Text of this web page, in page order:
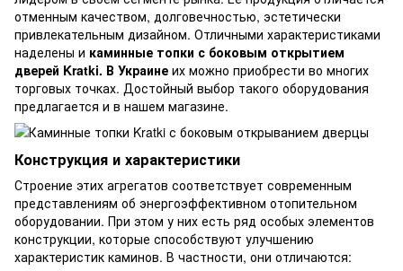
отменным качеством, долговечностью, эстетически
привлекательным дизайном. Отличными характеристиками
наделены и каминные топки с боковым открытием
дверей Kratki. В Украине их можно приобрести во многих
торговых точках. Достойный выбор такого оборудования
предлагается и в нашем магазине.
Конструкция и характеристики
Строение этих агрегатов соответствует современным
представлениям об энергоэффективном отопительном
оборудовании. При этом у них есть ряд особых элементов
конструкции, которые способствуют улучшению
характеристик каминов. В частности, они отличаются: